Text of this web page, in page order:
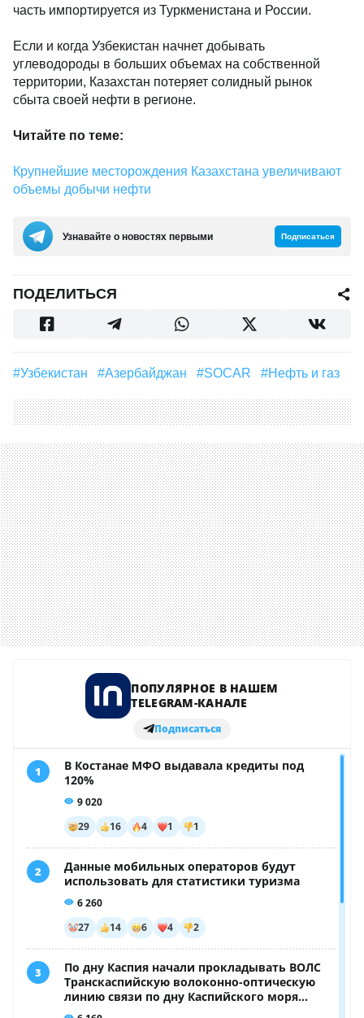
часть импортируется из Туркменистана и России.
Если и когда Узбекистан начнет добывать
углеводороды в больших объемах на собственной
территории, Казахстан потеряет солидный рынок
сбыта своей нефти в регионе.
Читайте по теме:
Крупнейшие месторождения Казахстана увеличивают
объемы добычи нефти
Узнавайте о новостях первыми Подписаться
ПОДЕЛИТЬСЯ
#Узбекистан #Азербайджан #SOCAR #Нефть и газ